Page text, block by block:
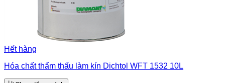
Hết hàng
Hóa chất thẩm thấu làm kín Dichtol WFT 1532 10L